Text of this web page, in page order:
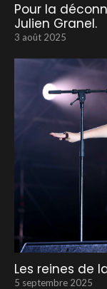
Pour la
Julien Granel.
3 août 2025
Les reines de
5 septembre 2025